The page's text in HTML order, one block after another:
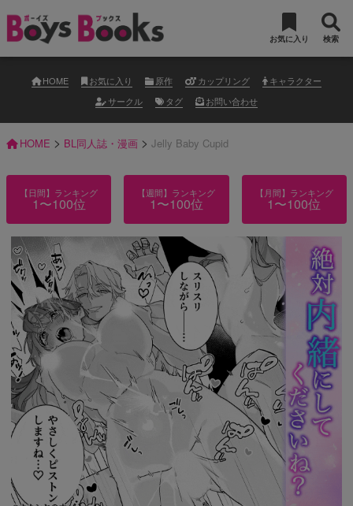
お気に入り 検索
HOME お気に入り 原作 カップリング
キャラクター
サークル
タグ お問い合わせ
HOME > BL同人誌・漫画 > Jelly Baby Cupid
【日間】ランキング
1〜100位
【週間】ランキング
1〜100位
【月間】ランキング
1〜100位